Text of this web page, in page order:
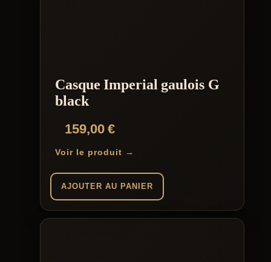
Casque Imperial gaulois G
black
159,00€
Voir le produit →
AJOUTER AU PANIER